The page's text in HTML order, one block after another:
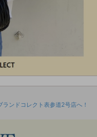
ランドコレクト表参道2号店へ！